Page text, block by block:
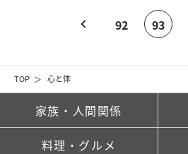
TOP 心と体
92 93
家族・人間関係
料理・グルメ